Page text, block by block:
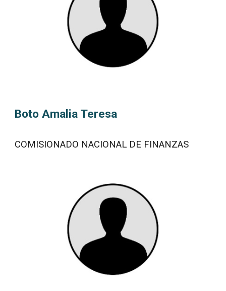
Boto Amalia Teresa
COMISIONADO NACIONAL DE FINANZAS